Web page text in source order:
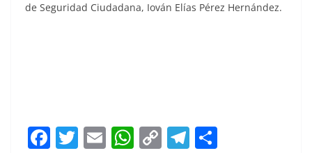
de Seguridad Ciudadana, Iován Elías Pérez Hernández.
F T E W C T